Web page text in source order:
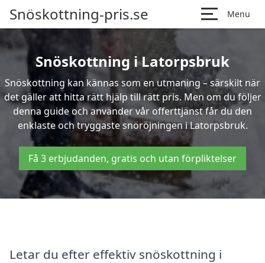
Snöskottning-pris.se Menu
Snöskottning i Latorpsbruk
Snöskottning kan kännas som en utmaning – särskilt när
det gäller att hitta rätt hjälp till rätt pris. Men om du följer
denna guide och använder vår offerttjänst får du den
enklaste och tryggaste snöröjningen i Latorpsbruk.
Få 3 erbjudanden, gratis och utan förpliktelser
Letar du efter effektiv snöskottning i